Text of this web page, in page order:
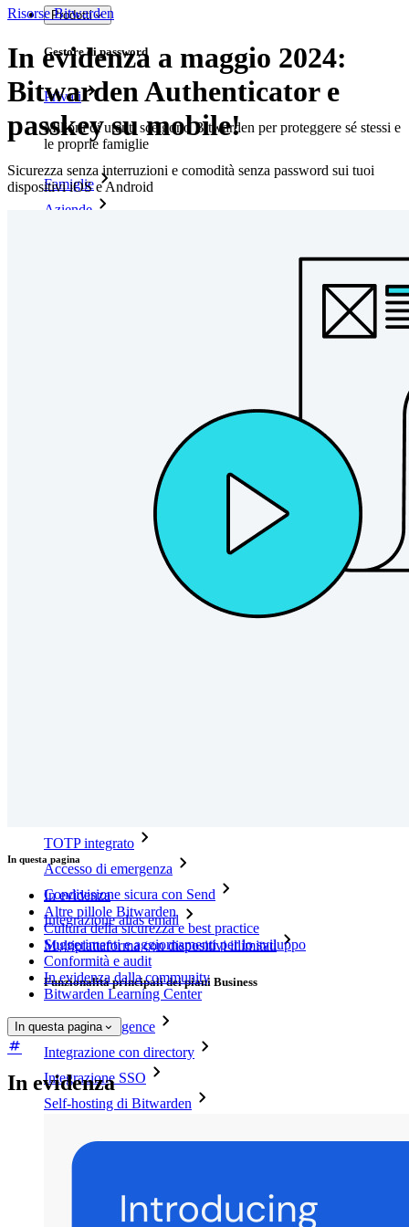
Prodotti
Gestore di password
Privati
Milioni di utenti scelgono Bitwarden per proteggere sé stessi e
le proprie famiglie
Famiglie
Aziende
Gestione dei segreti con crittografia end-to-end per team di
Passwordless.dev e passkey
Sblocca le funzionalità passkey e molto altro con poche righe
Documentazione per sviluppatori
TOTP integrato
Accesso di emergenza
Condivisione sicura con Send
Integrazione alias email
Multipiattaforma con dispositivi illimitati
Funzionalità principali dei piani Business
Access Intelligence
Integrazione con directory
Integrazione SSO
Self-hosting di Bitwarden
Recupero account
Risorse Bitwarden
In evidenza a maggio 2024:
Bitwarden Authenticator e
passkey su mobile!
Sicurezza senza interruzioni e comodità senza password sui tuoi
dispositivi iOS e Android
In questa pagina
In evidenza
Altre pillole Bitwarden
Cultura della sicurezza e best practice
Suggerimenti e aggiornamenti per lo sviluppo
Conformità e audit
In evidenza dalla community
Bitwarden Learning Center
In questa pagina
In evidenza